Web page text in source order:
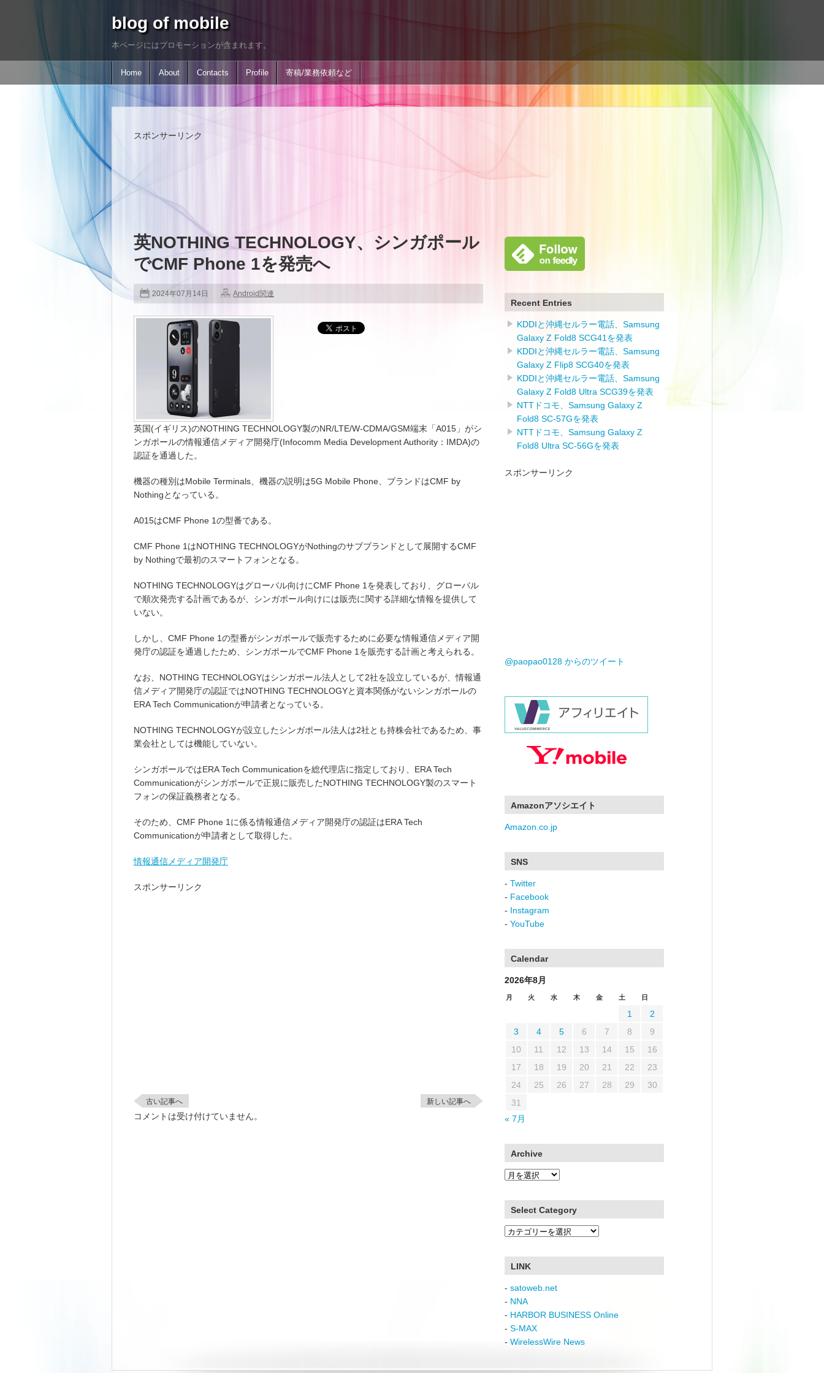
blog of mobile
本ページにはプロモーションが含まれます。
Home About Contacts Profile 寄稿/業務依頼など
スポンサーリンク
英NOTHING TECHNOLOGY、シンガポール
でCMF Phone 1を発売へ
2024年07月14日 Android関連
英国(イギリス)のNOTHING TECHNOLOGY製のNR/LTE/W-CDMA/GSM端末「A015」がシ
ンガポールの情報通信メディア開発庁(Infocomm Media Development Authority：IMDA)の
認証を通過した。
機器の種別はMobile Terminals、機器の説明は5G Mobile Phone、ブランドはCMF by
Nothingとなっている。
A015はCMF Phone 1の型番である。
CMF Phone 1はNOTHING TECHNOLOGYがNothingのサブブランドとして展開するCMF
by Nothingで最初のスマートフォンとなる。
NOTHING TECHNOLOGYはグローバル向けにCMF Phone 1を発表しており、グローバル
で順次発売する計画であるが、シンガポール向けには販売に関する詳細な情報を提供して
いない。
しかし、CMF Phone 1の型番がシンガポールで販売するために必要な情報通信メディア開
発庁の認証を通過したため、シンガポールでCMF Phone 1を販売する計画と考えられる。
なお、NOTHING TECHNOLOGYはシンガポール法人として2社を設立しているが、情報通
信メディア開発庁の認証ではNOTHING TECHNOLOGYと資本関係がないシンガポールの
ERA Tech Communicationが申請者となっている。
NOTHING TECHNOLOGYが設立したシンガポール法人は2社とも持株会社であるため、事
業会社としては機能していない。
シンガポールではERA Tech Communicationを総代理店に指定しており、ERA Tech
Communicationがシンガポールで正規に販売したNOTHING TECHNOLOGY製のスマート
フォンの保証義務者となる。
そのため、CMF Phone 1に係る情報通信メディア開発庁の認証はERA Tech
Communicationが申請者として取得した。
情報通信メディア開発庁
スポンサーリンク
古い記事へ 新しい記事へ
コメントは受け付けていません。
Recent Entries
KDDIと沖縄セルラー電話、Samsung
Galaxy Z Fold8 SCG41を発表
KDDIと沖縄セルラー電話、Samsung
Galaxy Z Flip8 SCG40を発表
KDDIと沖縄セルラー電話、Samsung
Galaxy Z Fold8 Ultra SCG39を発表
NTTドコモ、Samsung Galaxy Z
Fold8 SC-57Gを発表
NTTドコモ、Samsung Galaxy Z
Fold8 Ultra SC-56Gを発表
スポンサーリンク
@paopao0128 からのツイート
Amazonアソシエイト
Amazon.co.jp
SNS
- Twitter
- Facebook
- Instagram
- YouTube
Calendar
2026年8月
月 火 水 木 金 土 日
1
2
3
4 5 6 7 8
9
10
11 12 13 14 15
16
17
18 19 20 21 22
23
24
25 26 27 28 29
30
31
« 7月
Archive
Archive
Select Category
Select
LINK
- satoweb.net
- NNA
- HARBOR BUSINESS Online
- S-MAX
- WirelessWire News